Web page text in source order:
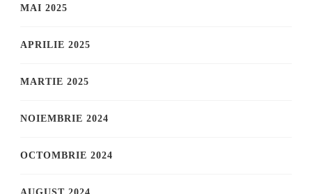
MAI 2025
APRILIE 2025
MARTIE 2025
NOIEMBRIE 2024
OCTOMBRIE 2024